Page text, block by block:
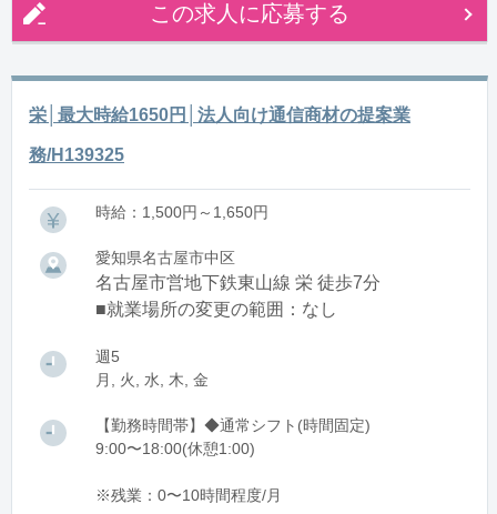
この求人に応募する
栄│最大時給1650円│法人向け通信商材の提案業
務/H139325
時給：1,500円～1,650円
愛知県名古屋市中区
名古屋市営地下鉄東山線 栄 徒歩7分
■就業場所の変更の範囲：なし
週5
月, 火, 水, 木, 金
【勤務時間帯】◆通常シフト(時間固定)
9:00〜18:00(休憩1:00)
※残業：0〜10時間程度/月